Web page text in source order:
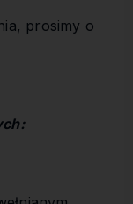
prosimy o